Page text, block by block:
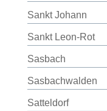
Sankt Johann
Sankt Leon-Rot
Sasbach
Sasbachwalden
Satteldorf